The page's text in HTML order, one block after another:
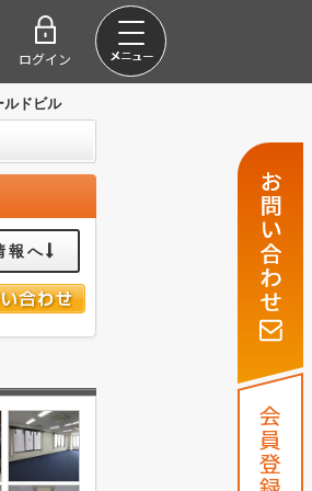
ログイン
ルドビル
報へ